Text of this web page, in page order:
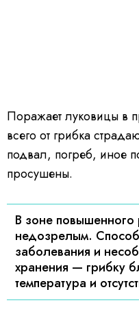
Поражает луковицы в
всего от грибка
подвал, погреб, иное
просушены.
В зоне
недозрелым.
заболевания и
хранения — грибку
температура и